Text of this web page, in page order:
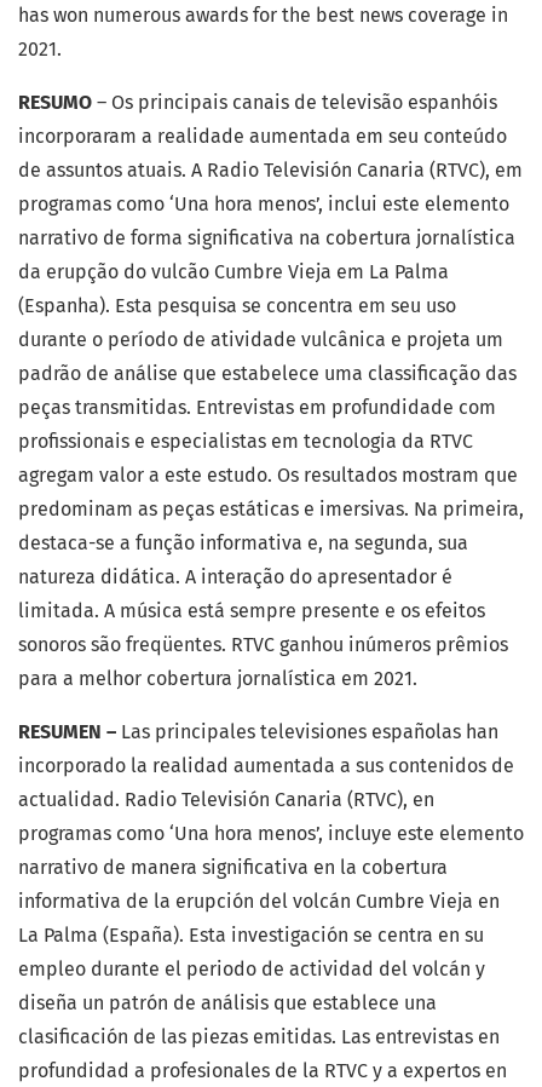
has won numerous awards for the best news coverage in
2021.
RESUMO – Os principais canais de televisão espanhóis
incorporaram a realidade aumentada em seu conteúdo
de assuntos atuais. A Radio Televisión Canaria (RTVC), em
programas como ‘Una hora menos’, inclui este elemento
narrativo de forma significativa na cobertura jornalística
da erupção do vulcão Cumbre Vieja em La Palma
(Espanha). Esta pesquisa se concentra em seu uso
durante o período de atividade vulcânica e projeta um
padrão de análise que estabelece uma classificação das
peças transmitidas. Entrevistas em profundidade com
profissionais e especialistas em tecnologia da RTVC
agregam valor a este estudo. Os resultados mostram que
predominam as peças estáticas e imersivas. Na primeira,
destaca-se a função informativa e, na segunda, sua
natureza didática. A interação do apresentador é
limitada. A música está sempre presente e os efeitos
sonoros são freqüentes. RTVC ganhou inúmeros prêmios
para a melhor cobertura jornalística em 2021.
RESUMEN – Las principales televisiones españolas han
incorporado la realidad aumentada a sus contenidos de
actualidad. Radio Televisión Canaria (RTVC), en
programas como ‘Una hora menos’, incluye este elemento
narrativo de manera significativa en la cobertura
informativa de la erupción del volcán Cumbre Vieja en
La Palma (España). Esta investigación se centra en su
empleo durante el periodo de actividad del volcán y
diseña un patrón de análisis que establece una
clasificación de las piezas emitidas. Las entrevistas en
profundidad a profesionales de la RTVC y a expertos en